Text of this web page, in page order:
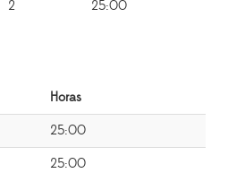
2 25:00
Horas
25:00
25:00